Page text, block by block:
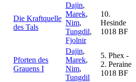
Die Kraftquelle
des Tals
Dajin,
Marek,
Nim,
Tungdil,
Fjolnir
10.
Hesinde
1018 BF
Pforten des
Grauens I
Dajin,
Marek,
Nim,
Tungdil
5. Phex -
2. Peraine
1018 BF